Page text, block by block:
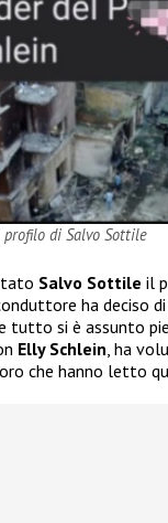
di Salvo Sottile
Salvo Sottile il
ha deciso
tutto si è assunto
Elly Schlein , ha
che hanno letto